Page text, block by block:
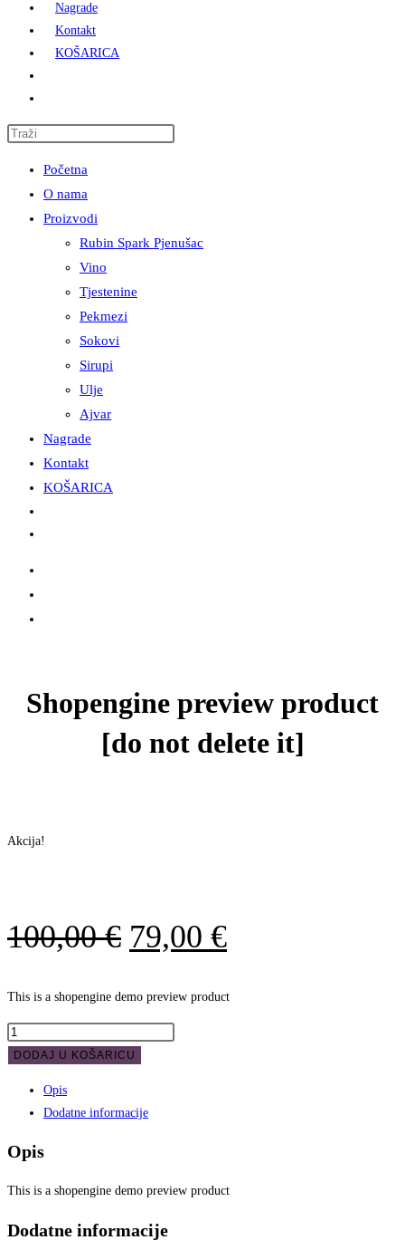
Nagrade
Kontakt
KOŠARICA
search
Početna
O nama
Proizvodi
Rubin Spark Pjenušac
Vino
Tjestenine
Pekmezi
Sokovi
Sirupi
Ulje
Ajvar
Nagrade
Kontakt
KOŠARICA
Shopengine preview product
[do not delete it]
Akcija!
100,00€ Izvorna
bila
je:
100,00 €.
79,00 €Trenutna
je:
This is a shopengine demo preview product
Shopengine
preview
delete
količina
DODAJ U KOŠARICU
Opis
Dodatne informacije
Opis
This is a shopengine demo preview product
Dodatne informacije